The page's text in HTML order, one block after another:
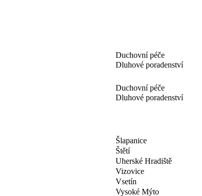
Duchovní péče
Dluhové poradenství
Duchovní péče
Dluhové poradenství
Šlapanice
Štětí
Uherské Hradiště
Vizovice
Vsetín
Vysoké Mýto